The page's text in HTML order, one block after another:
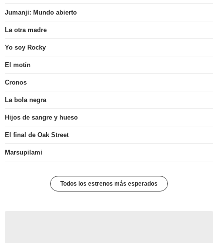
Jumanji: Mundo abierto
La otra madre
Yo soy Rocky
El motín
Cronos
La bola negra
Hijos de sangre y hueso
El final de Oak Street
Marsupilami
Todos los estrenos más esperados